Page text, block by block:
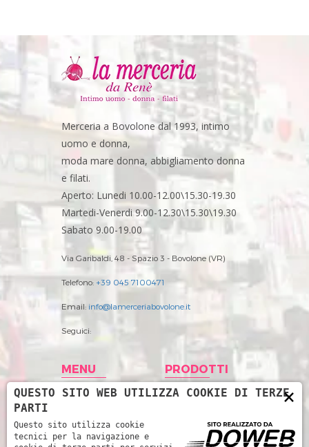
Merceria a Bovolone dal 1993, intimo
uomo e donna,
moda mare donna, abbigliamento donna
e filati.
Aperto: Lunedi 10.00-12.00\15.30-19.30
Martedi-Venerdi 9.00-12.30\15.30\19.30
Sabato 9.00-19.00
Via Garibaldi, 48 - Spazio 3 - Bovolone (VR)
Telefono: +39 045 7100471
Email: info@lamerceriabovolone.it
Seguici:
MENU
Home
Storia
Prodotti
PRODOTTI
Abbigliamento
Accessori merceria
Filati
×
QUESTO SITO WEB UTILIZZA COOKIE DI TERZE
PARTI
Questo sito utilizza cookie
tecnici per la navigazione e